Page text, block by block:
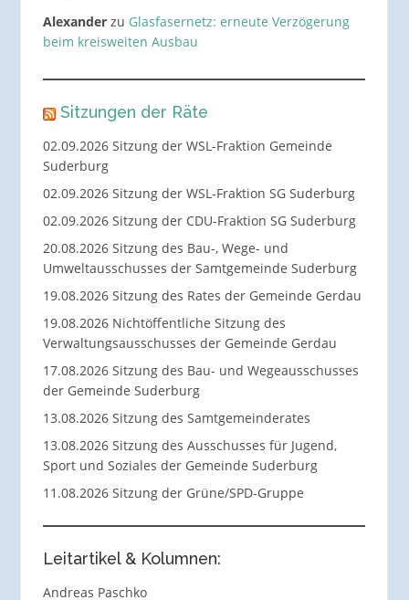
Alexanderzu Glasfasernetz: erneute Verzögerung
beim kreisweiten Ausbau
Sitzungen der Räte
02.09.2026 Sitzung der WSL-Fraktion Gemeinde
Suderburg
02.09.2026 Sitzung der WSL-Fraktion SG Suderburg
02.09.2026 Sitzung der CDU-Fraktion SG Suderburg
20.08.2026 Sitzung des Bau-, Wege- und
Umweltausschusses der Samtgemeinde Suderburg
19.08.2026 Sitzung des Rates der Gemeinde Gerdau
19.08.2026 Nichtöffentliche Sitzung des
Verwaltungsausschusses der Gemeinde Gerdau
17.08.2026 Sitzung des Bau- und Wegeausschusses
der Gemeinde Suderburg
13.08.2026 Sitzung des Samtgemeinderates
13.08.2026 Sitzung des Ausschusses für Jugend,
Sport und Soziales der Gemeinde Suderburg
11.08.2026 Sitzung der Grüne/SPD-Gruppe
Leitartikel & Kolumnen:
Andreas Paschko